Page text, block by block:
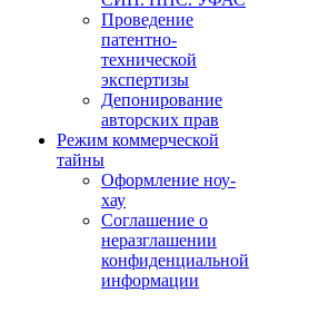
Проведение
патентно-
технической
экспертизы
Депонирование
авторских прав
Режим коммерческой
тайны
Оформление ноу-
хау
Соглашение о
неразглашении
конфиденциальной
информации